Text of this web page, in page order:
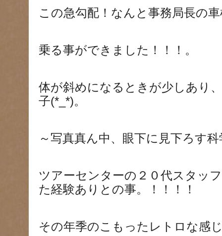
この急勾配！なんと事務局長の
乗る事ができました！！！。
体が斜めになるときが少しあり
子(*_*)。
～写真真ん中、眼下に見下ろす
ツアーセンターの２０代スタッ
た経験ありとの事。！！！！
その年季のこもったレトロな感